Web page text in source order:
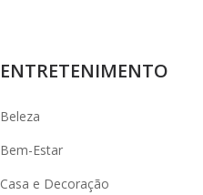
ENTRETENIMENTO
Beleza
Bem-Estar
Casa e Decoração